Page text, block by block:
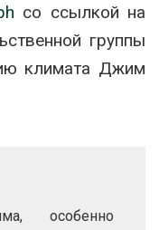
со ссылкой на
группы
климата Джим
особенно